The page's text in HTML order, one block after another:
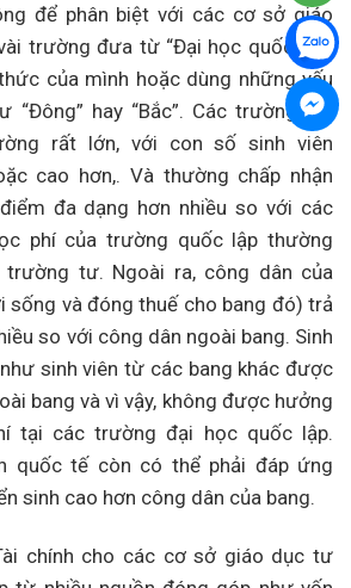
để phân biệt với các cơ sở giáo
trường đưa từ “Đại học quốc lập”
của mình hoặc dùng những yếu
hay “Bắc”. Các trường đại
rất lớn, với con số sinh viên
cao hơn,. Và thường chấp nhận
đa dạng hơn nhiều so với các
phí của trường quốc lập thường
tư. Ngoài ra, công dân của
sống và đóng thuế cho bang đó) trả
so với công dân ngoài bang. Sinh
sinh viên từ các bang khác được
bang và vì vậy, không được hưởng
tại các trường đại học quốc lập.
quốc tế còn có thể phải đáp ứng
sinh cao hơn công dân của bang.
chính cho các cơ sở giáo dục tư